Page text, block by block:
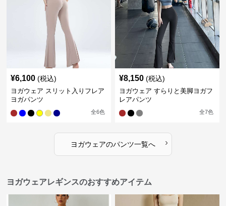
¥6,100 (税込)
ヨガウェア スリット入りフレア
ヨガパンツ
全6色
¥8,150 (税込)
ヨガウェア すらりと美脚ヨガフ
レアパンツ
全7色
ヨガウェアのパンツ一覧へ ›
ヨガウェアレギンスのおすすめアイテム